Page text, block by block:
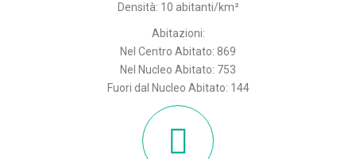
Densità: 10 abitanti/km²
Abitazioni:
Nel Centro Abitato: 869
Nel Nucleo Abitato: 753
Fuori dal Nucleo Abitato: 144